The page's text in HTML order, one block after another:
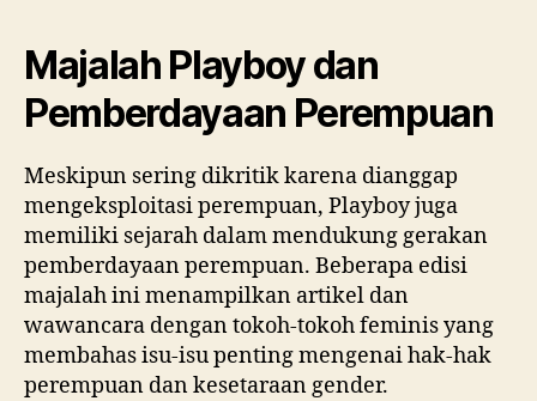
Majalah Playboy dan
Pemberdayaan Perempuan
Meskipun sering dikritik karena dianggap
mengeksploitasi perempuan, Playboy juga
memiliki sejarah dalam mendukung gerakan
pemberdayaan perempuan. Beberapa edisi
majalah ini menampilkan artikel dan
wawancara dengan tokoh-tokoh feminis yang
membahas isu-isu penting mengenai hak-hak
perempuan dan kesetaraan gender.